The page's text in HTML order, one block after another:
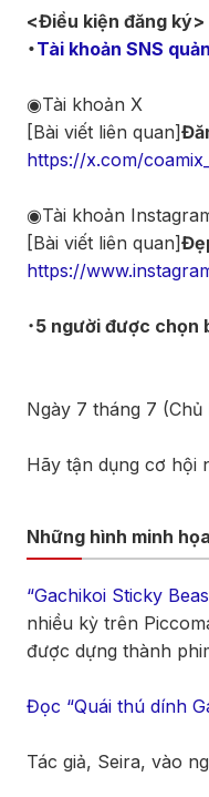
<Điều kiện đăng ký>
・Tài khoản SNS
◉Tài khoản X
[Bài viết liên quan]
https://x.com/
◉Tài khoản
[Bài viết liên quan]
https://
・5 người được chọn
Ngày 7 tháng 7
Hãy tận dụng cơ hội
Những hình minh
“Gachikoi Sticky
nhiều kỳ trên
được dựng thành
Đọc “Quái thú dính
Tác giả, Seira, vào